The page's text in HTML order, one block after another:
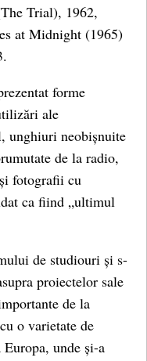
Trial), 1962,
at Midnight (1965)
forme
ale
unghiuri neobișnuite
de la radio,
fotografii cu
ca fiind „ultimul
de studiouri și s-
proiectelor sale
de la
o varietate de
unde și-a